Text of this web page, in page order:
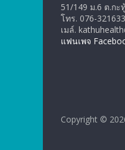
51/149 ม.6 ต.กะ
โทร. 076-321633
เมล์.
แฟนเพจ
Copyright ©